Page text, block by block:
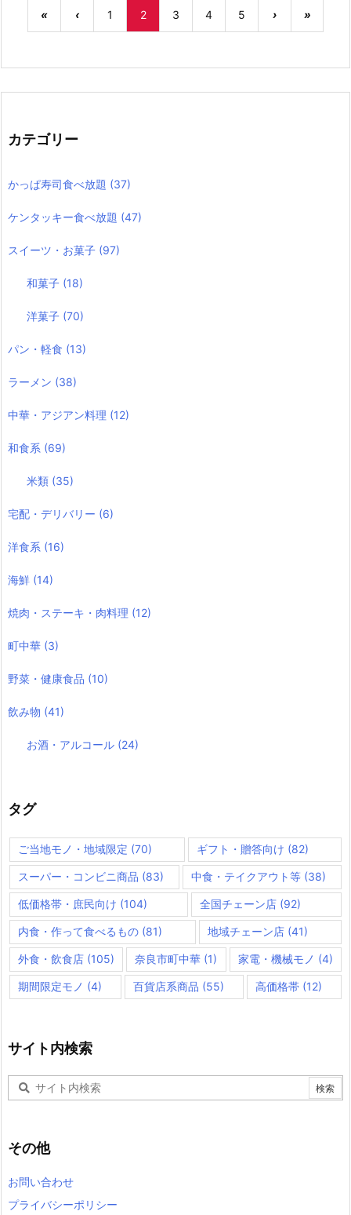
« ‹ 1 2 3 4 5 › »
カテゴリー
かっぱ寿司食べ放題 (37)
ケンタッキー食べ放題 (47)
スイーツ・お菓子 (97)
和菓子 (18)
洋菓子 (70)
パン・軽食 (13)
ラーメン (38)
中華・アジアン料理 (12)
和食系 (69)
米類 (35)
宅配・デリバリー (6)
洋食系 (16)
海鮮 (14)
焼肉・ステーキ・肉料理 (12)
町中華 (3)
野菜・健康食品 (10)
飲み物 (41)
お酒・アルコール (24)
タグ
ご当地モノ・地域限定 (70) ギフト・贈答向け (82)
スーパー・コンビニ商品 (83) 中食・テイクアウト等 (38)
低価格帯・庶民向け (104) 全国チェーン店 (92)
内食・作って食べるもの (81) 地域チェーン店 (41)
外食・飲食店 (105) 奈良市町中華 (1) 家電・機械モノ (4)
期間限定モノ (4) 百貨店系商品 (55) 高価格帯 (12)
サイト内検索
その他
お問い合わせ
プライバシーポリシー